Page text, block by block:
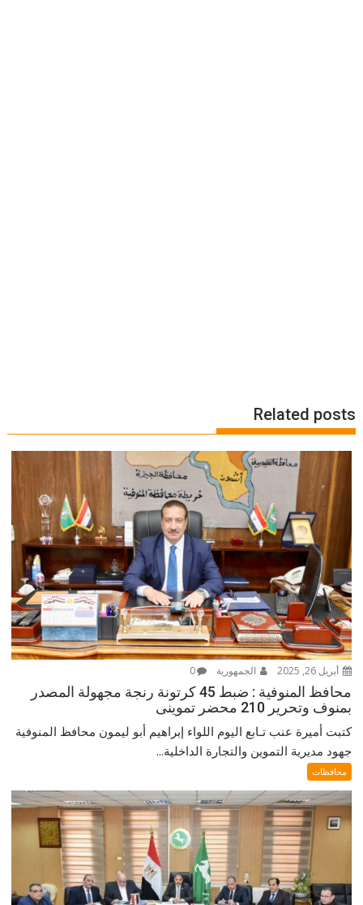
Related posts
أبريل 26, 2025 الجمهورية 0
محافظ المنوفية : ضبط 45 كرتونة رنجة مجهولة المصدر
بمنوف وتحرير 210 محضر تموينى
كتبت أميرة عنب تـابع اليوم اللواء إبراهيم أبو ليمون محافظ المنوفية
جهود مديرية التموين والتجارة الداخلية...
محافظات